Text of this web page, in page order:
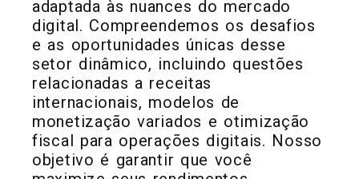
adaptada às nuances do mercado
digital. Compreendemos os desafios
e as oportunidades únicas desse
setor dinâmico, incluindo questões
relacionadas a receitas
internacionais, modelos de
monetização variados e otimização
fiscal para operações digitais. Nosso
objetivo é garantir que você